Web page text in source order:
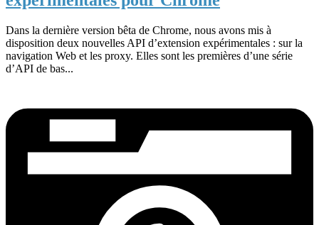
Dans la dernière version bêta de Chrome, nous avons mis à
disposition deux nouvelles API d’extension expérimentales : sur la
navigation Web et les proxy. Elles sont les premières d’une série
d’API de bas...